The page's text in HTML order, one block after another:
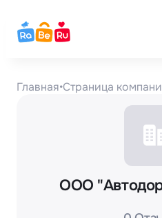
Главная•Страница
ООО